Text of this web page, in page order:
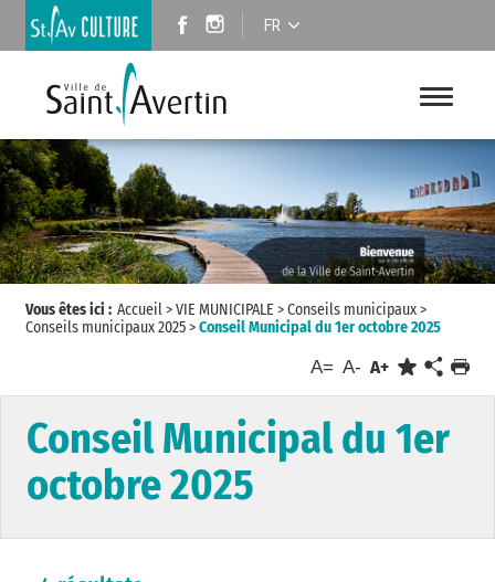
FR
Vous êtes ici : Accueil>VIE MUNICIPALE >Conseils municipaux>
Conseils municipaux 2025>Conseil Municipal du 1er octobre 2025
A= A- A+
Conseil Municipal du 1er
octobre 2025